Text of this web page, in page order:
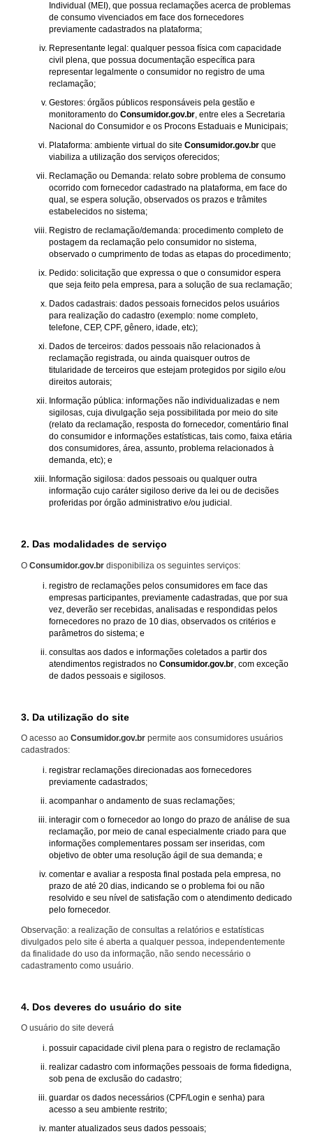
Individual (MEI), que possua reclamações acerca de problemas
de consumo vivenciados em face dos fornecedores
previamente cadastrados na plataforma;
Representante legal: qualquer pessoa física com capacidade
civil plena, que possua documentação específica para
representar legalmente o consumidor no registro de uma
reclamação;
Gestores: órgãos públicos responsáveis pela gestão e
monitoramento do Consumidor.gov.br, entre eles a Secretaria
Nacional do Consumidor e os Procons Estaduais e Municipais;
Plataforma: ambiente virtual do site Consumidor.gov.br que
viabiliza a utilização dos serviços oferecidos;
Reclamação ou Demanda: relato sobre problema de consumo
ocorrido com fornecedor cadastrado na plataforma, em face do
qual, se espera solução, observados os prazos e trâmites
estabelecidos no sistema;
Registro de reclamação/demanda: procedimento completo de
postagem da reclamação pelo consumidor no sistema,
observado o cumprimento de todas as etapas do procedimento;
Pedido: solicitação que expressa o que o consumidor espera
que seja feito pela empresa, para a solução de sua reclamação;
Dados cadastrais: dados pessoais fornecidos pelos usuários
para realização do cadastro (exemplo: nome completo,
telefone, CEP, CPF, gênero, idade, etc);
Dados de terceiros: dados pessoais não relacionados à
reclamação registrada, ou ainda quaisquer outros de
titularidade de terceiros que estejam protegidos por sigilo e/ou
direitos autorais;
Informação pública: informações não individualizadas e nem
sigilosas, cuja divulgação seja possibilitada por meio do site
(relato da reclamação, resposta do fornecedor, comentário final
do consumidor e informações estatísticas, tais como, faixa etária
dos consumidores, área, assunto, problema relacionados à
demanda, etc); e
Informação sigilosa: dados pessoais ou qualquer outra
informação cujo caráter sigiloso derive da lei ou de decisões
proferidas por órgão administrativo e/ou judicial.
2. Das modalidades de serviço
O Consumidor.gov.br disponibiliza os seguintes serviços:
registro de reclamações pelos consumidores em face das
empresas participantes, previamente cadastradas, que por sua
vez, deverão ser recebidas, analisadas e respondidas pelos
fornecedores no prazo de 10 dias, observados os critérios e
parâmetros do sistema; e
consultas aos dados e informações coletados a partir dos
atendimentos registrados no Consumidor.gov.br , com exceção
de dados pessoais e sigilosos.
3. Da utilização do site
O acesso ao Consumidor.gov.br permite aos consumidores usuários
cadastrados:
registrar reclamações direcionadas aos fornecedores
previamente cadastrados;
acompanhar o andamento de suas reclamações;
interagir com o fornecedor ao longo do prazo de análise de sua
reclamação, por meio de canal especialmente criado para que
informações complementares possam ser inseridas, com
objetivo de obter uma resolução ágil de sua demanda; e
comentar e avaliar a resposta final postada pela empresa, no
prazo de até 20 dias, indicando se o problema foi ou não
resolvido e seu nível de satisfação com o atendimento dedicado
pelo fornecedor.
Observação: a realização de consultas a relatórios e estatísticas
divulgados pelo site é aberta a qualquer pessoa, independentemente
da finalidade do uso da informação, não sendo necessário o
cadastramento como usuário.
4. Dos deveres do usuário do site
O usuário do site deverá
possuir capacidade civil plena para o registro de reclamação
realizar cadastro com informações pessoais de forma fidedigna,
sob pena de exclusão do cadastro;
guardar os dados necessários (CPF/Login e senha) para
acesso a seu ambiente restrito;
manter atualizados seus dados pessoais;